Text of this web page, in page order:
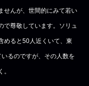
せんが、世間的にみて若い
で尊敬しています。ソリュ
めると50人近くいて、東
るのですが、その人数を